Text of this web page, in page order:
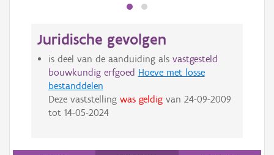
Juridische gevolgen
is deel van de aanduiding als vastgesteld
bouwkundig erfgoed Hoeve met losse
bestanddelen
Deze vaststelling was geldigvan 24-09-2009
tot 14-05-2024